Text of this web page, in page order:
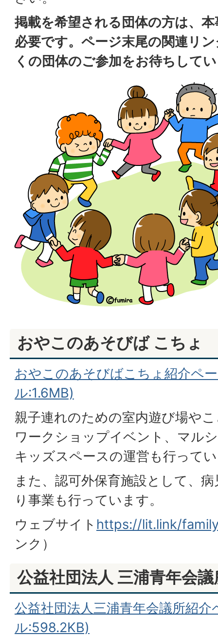
掲載を希望される団体の方は、
必要です。ページ末尾の関連リ
くの団体のご参加をお待ちして
おやこのあそびば こちょ
おやこのあそびばこちょ紹介ペ
ル:1.6MB)
親子連れのための室内遊び場や
ワークショップイベント、マル
キッズスペースの運営も行って
また、認可外保育施設として、
り事業も行っています。
ウェブサイト https://lit.link/
ンク）
公益社団法人 三浦青年会議
公益社団法人三浦青年会議所紹
ル:598.2KB)